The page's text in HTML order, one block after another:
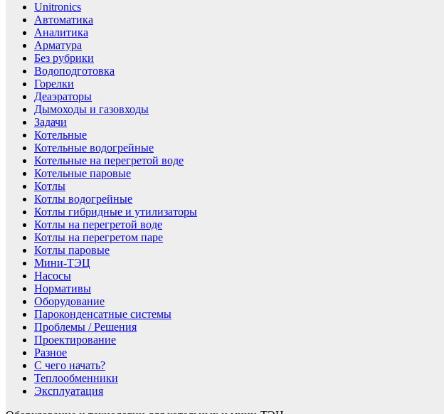
Unitronics
Автоматика
Аналитика
Арматура
Без рубрики
Водоподготовка
Горелки
Деаэраторы
Дымоходы и газовходы
Задачи
Котельные
Котельные водогрейные
Котельные на перегретой воде
Котельные паровые
Котлы
Котлы водогрейные
Котлы гибридные и утилизаторы
Котлы на перегретой воде
Котлы на перегретом паре
Котлы паровые
Мини-ТЭЦ
Насосы
Нормативы
Оборудование
Пароконденсатные системы
Проблемы / Решения
Проектирование
Разное
С чего начать?
Теплообменники
Эксплуатация